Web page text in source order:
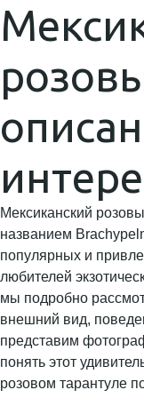
Мексиканский
названием
популярных и
любителей
мы подробно
внешний вид,
представим
понять этот
розовом тарантуле